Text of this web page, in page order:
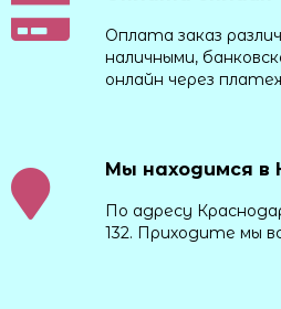
Оплата заказ
наличными,
онлайн через
Мы находимся в
По адресу
132. Приходите мы